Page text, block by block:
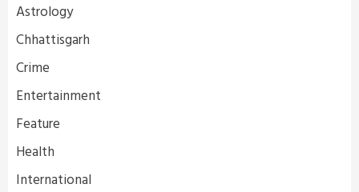
Astrology
Chhattisgarh
Crime
Entertainment
Feature
Health
International